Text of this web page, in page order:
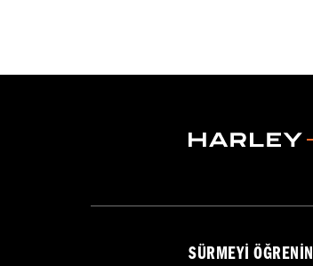
SÜRMEYI ÖĞRENIN